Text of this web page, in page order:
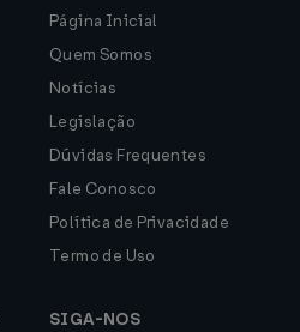
Página Inicial
Quem Somos
Notícias
Legislação
Dúvidas Frequentes
Fale Conosco
Política de Privacidade
Termo de Uso
SIGA-NOS